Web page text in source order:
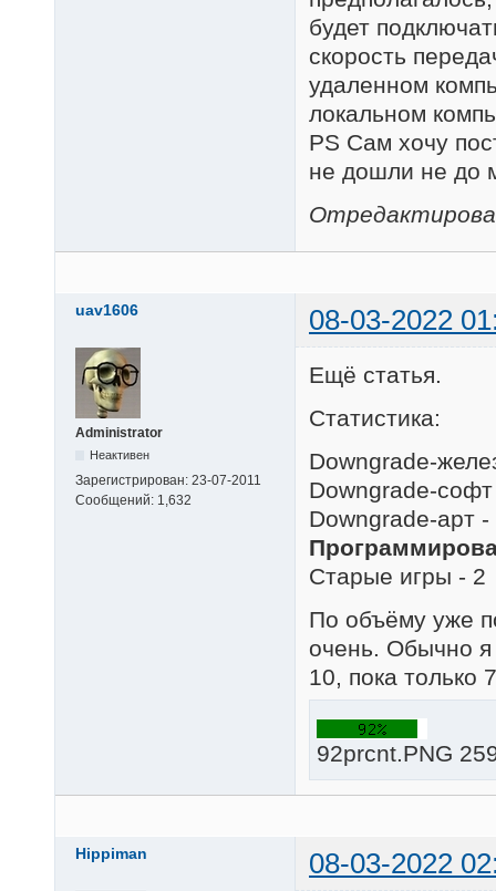
будет
скорость
удаленном
локальном
PS Сам хочу
не дошли не до
uav1606 08-03-2022
Administrator
Неактивен
Зарегистрирован: 23-07-2011
Сообщений: 1,632
Ещё статья.
Статистика:
Downgrade-
Downgrade-
Downgrade-арт -
Старые игры - 2
По объёму уже
очень. Обычно я
10, пока только
92prcnt.PNG
Hippiman 08-03-2022